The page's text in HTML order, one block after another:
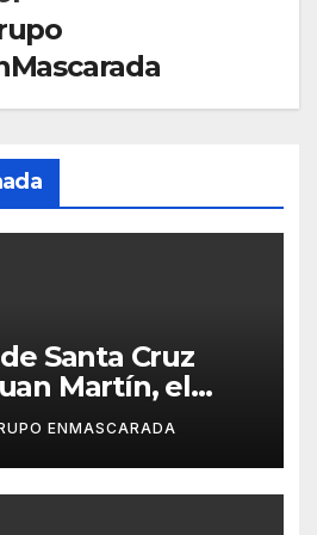
Santa Cruz
Martín, el
Colón»
ENMASCARADA